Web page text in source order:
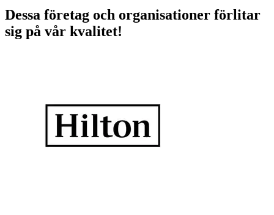
Dessa företag och organisationer förlitar
sig på vår kvalitet!